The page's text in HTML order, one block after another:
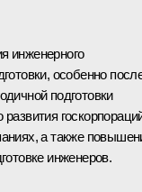
инженерного
особенно
подготовки
а также
инженеров.